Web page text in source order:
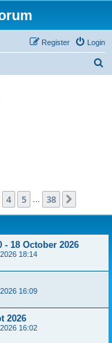
Login
Register
4 5 … 38
18 October 2026
18:14
16:09
2026
16:02